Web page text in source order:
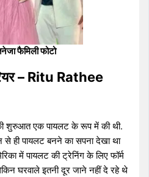
फैमिली फोटो
– Ritu Rathee
शुरुआत एक पायलट के रूप में की थी.
से ही पायलट बनने का सपना देखा था
में पायलट की ट्रेनिंग के लिए फॉर्म
घरवाले इतनी दूर जाने नहीं दे रहे थे